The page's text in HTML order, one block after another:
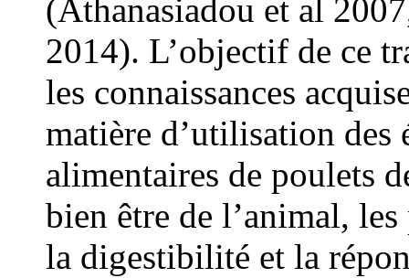
(Athanasiadou et al
2014). L’objectif de ce
les connaissances
matière d’utilisation des
alimentaires de poulets
bien être de l’animal,
la digestibilité et la